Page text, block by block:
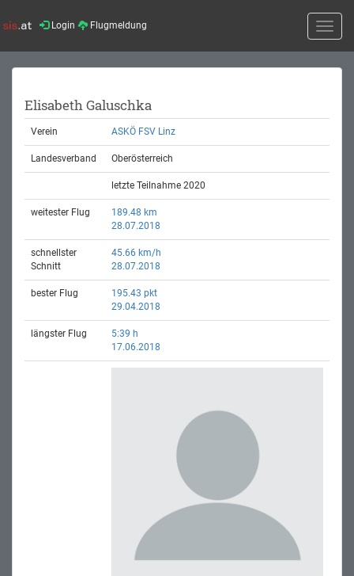
Login Flugmeldung
Toggle
Elisabeth Galuschka
Verein ASKÖ FSV Linz
Landesverband Oberösterreich
letzte Teilnahme 2020
weitester Flug
189.48 km
28.07.2018
schnellster
Schnitt
45.66 km/h
28.07.2018
bester Flug
195.43 pkt
29.04.2018
längster Flug
5:39 h
17.06.2018